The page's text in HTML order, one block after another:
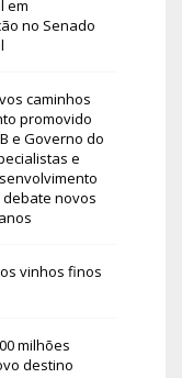
em
no Senado
caminhos
promovido
e Governo do
e
debate novos
vinhos finos
milhões
destino